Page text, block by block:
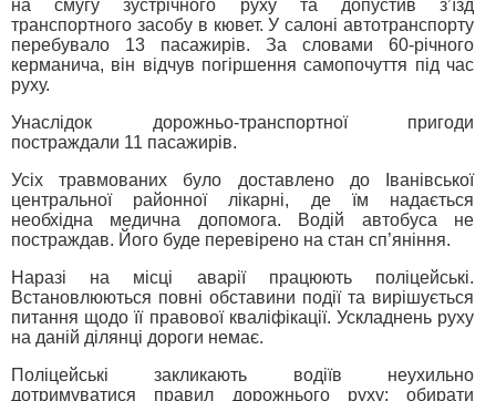
на смугу зустрічного руху та допустив з’їзд
транспортного засобу в кювет. У салоні автотранспорту
перебувало 13 пасажирів. За словами 60-річного
керманича, він відчув погіршення самопочуття під час
руху.
Унаслідок дорожньо-транспортної пригоди
постраждали 11 пасажирів.
Усіх травмованих було доставлено до Іванівської
центральної районної лікарні, де їм надається
необхідна медична допомога. Водій автобуса не
постраждав. Його буде перевірено на стан сп’яніння.
Наразі на місці аварії працюють поліцейські.
Встановлюються повні обставини події та вирішується
питання щодо її правової кваліфікації. Ускладнень руху
на даній ділянці дороги немає.
Поліцейські закликають водіїв неухильно
дотримуватися правил дорожнього руху: обирати